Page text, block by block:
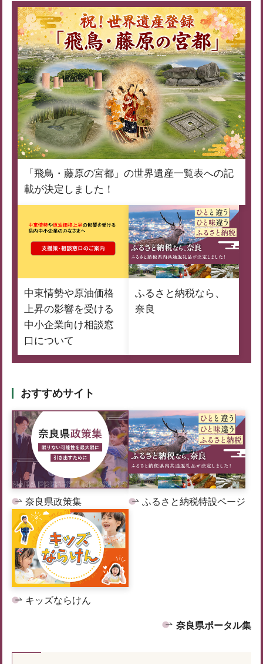
「飛鳥・藤原の宮都」の世界遺産一覧表への記
載が決定しました！
中東情勢や原油価格
上昇の影響を受ける
中小企業向け相談窓
口について
ふるさと納税なら、
奈良
おすすめサイト
奈良県政策集 ふるさと納税特設ページ
キッズならけん
奈良県ポータル集